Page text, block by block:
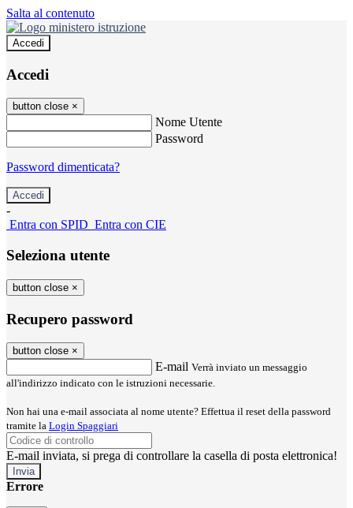
Salta al contenuto
Accedi
Accedi
button close ×
Nome Utente
Password
Password dimenticata?
-
Entra con SPID Entra con CIE
Seleziona utente
button close ×
Recupero password
button close ×
E-mail Verrà inviato un messaggio
all'indirizzo indicato con le istruzioni necessarie.
Non hai una e-mail associata al nome utente? Effettua il reset della password
tramite la Login Spaggiari
E-mail inviata, si prega di controllare la casella di posta elettronica!
Errore